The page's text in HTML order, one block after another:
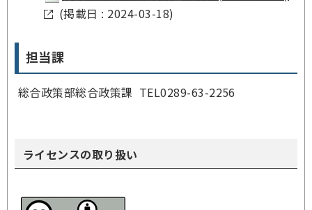
(掲載日 : 2024-03-18)
担当課
総合政策部総合政策課 TEL0289-63-2256
ライセンスの取り扱い